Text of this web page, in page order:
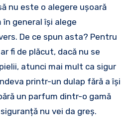
nu este o alegere ușoară
general își alege
De ce spun asta? Pentru
fi de plăcut, dacă nu se
atunci mai mult ca sigur
printr-un dulap fără a își
un parfum dintr-o gamă
nu vei da greș.